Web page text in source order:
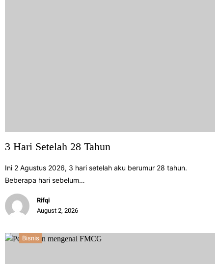
3 Hari Setelah 28 Tahun
Ini 2 Agustus 2026, 3 hari setelah aku berumur 28 tahun.
Beberapa hari sebelum…
Rifqi
August 2, 2026
Bisnis